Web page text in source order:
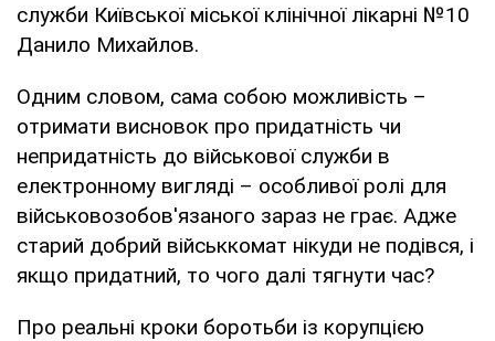
служби Київської міської клінічної лікарні №10
Данило Михайлов.
Одним словом, сама собою можливість –
отримати висновок про придатність чи
непридатність до військової служби в
електронному вигляді – особливої ролі для
військовозобов'язаного зараз не грає. Адже
старий добрий військкомат нікуди не подівся, і
якщо придатний, то чого далі тягнути час?
Про реальні кроки боротьби із корупцією